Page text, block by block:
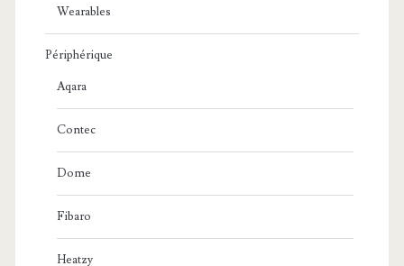
Wearables
Périphérique
Aqara
Contec
Dome
Fibaro
Heatzy